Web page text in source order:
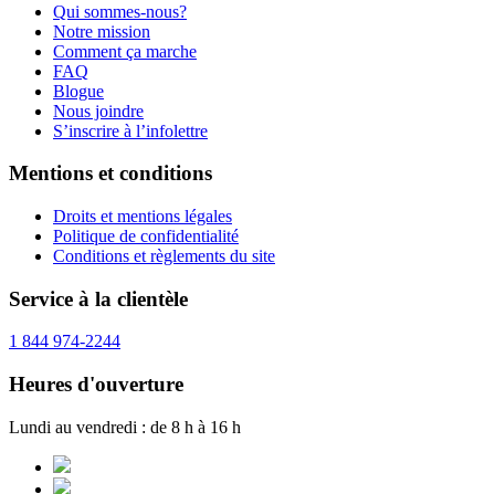
Qui sommes-nous?
Notre mission
Comment ça marche
FAQ
Blogue
Nous joindre
S’inscrire à l’infolettre
Mentions et conditions
Droits et mentions légales
Politique de confidentialité
Conditions et règlements du site
Service à la clientèle
1 844 974-2244
Heures d'ouverture
Lundi au vendredi : de 8 h à 16 h